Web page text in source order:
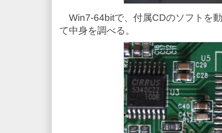
Win7-64bitで、付属CDのソフトを
て中身を調べる。